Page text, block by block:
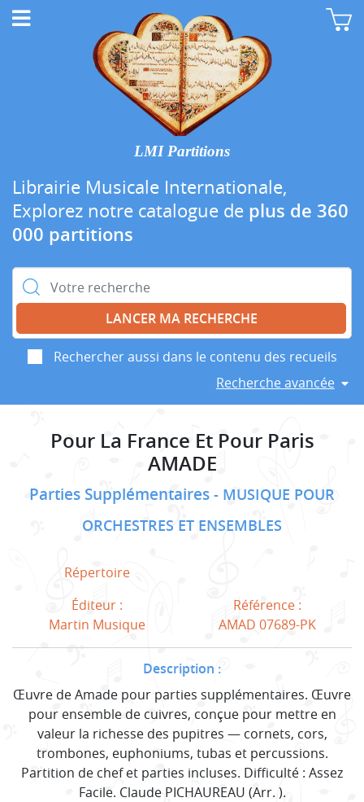
LMI Partitions
Librairie Musicale Internationale,
Explorez notre catalogue de plus de 360
000 partitions
Rechercher :
Rechercher aussi dans le contenu des recueils
Recherche avancée
Pour La France Et Pour Paris
AMADE
Parties Supplémentaires
MUSIQUE POUR
ORCHESTRES ET ENSEMBLES
Répertoire
Éditeur :
Martin Musique
Référence :
AMAD 07689-PK
Description :
Œuvre de Amade pour parties supplémentaires. Œuvre
pour ensemble de cuivres, conçue pour mettre en
valeur la richesse des pupitres — cornets, cors,
trombones, euphoniums, tubas et percussions.
Partition de chef et parties incluses. Difficulté : Assez
Facile. Claude PICHAUREAU (Arr. ).